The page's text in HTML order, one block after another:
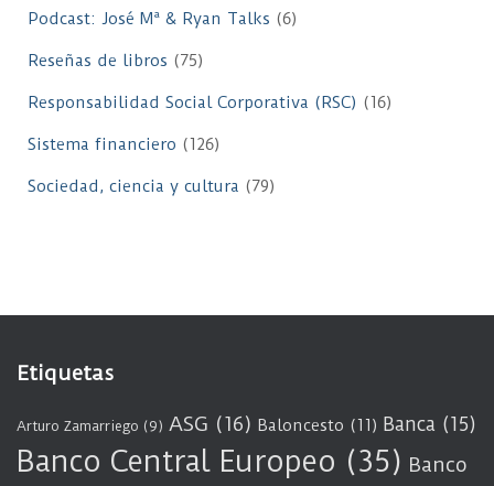
Podcast: José Mª & Ryan Talks (6)
Reseñas de libros (75)
Responsabilidad Social Corporativa (RSC) (16)
Sistema financiero (126)
Sociedad, ciencia y cultura (79)
Etiquetas
Arturo Zamarriego (9) ASG (16) Baloncesto (11) Banca (15)
Banco Central Europeo (35) Banco